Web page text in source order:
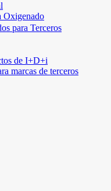
Oxigenado
para Terceros
de I+D+i
marcas de terceros